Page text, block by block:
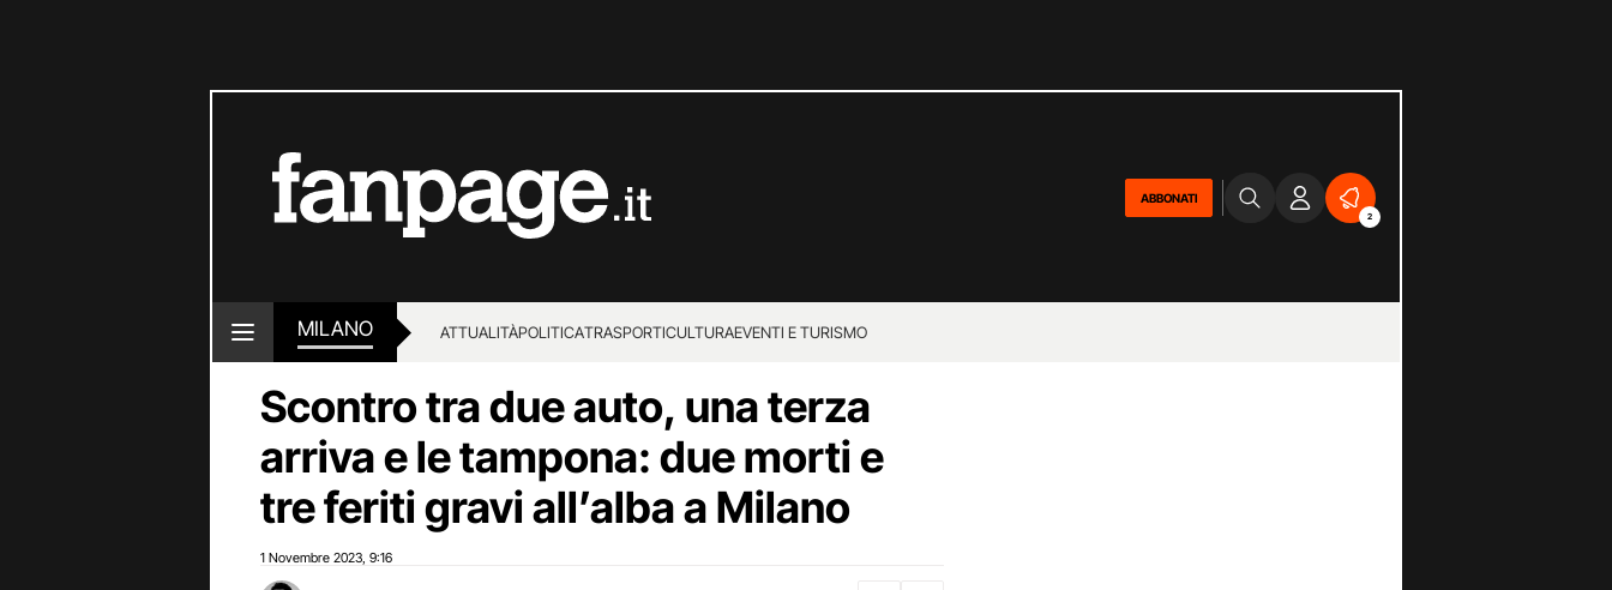
ABBONATI
2
MILANO ATTUALITÀPOLITICATRASPORTICULTURAEVENTI E TURISMO
Scontro tra due auto, una terza
arriva e le tampona: due morti e
tre feriti gravi all’alba a Milano
1 Novembre 2023 9:16